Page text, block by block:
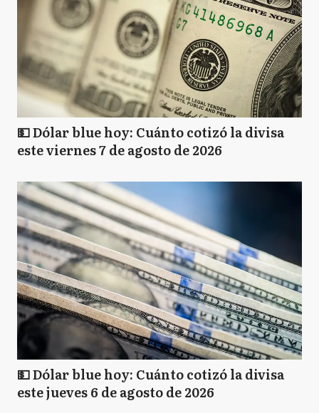
💵 Dólar blue hoy: Cuánto cotizó la divisa
este viernes 7 de agosto de 2026
💵 Dólar blue hoy: Cuánto cotizó la divisa
este jueves 6 de agosto de 2026